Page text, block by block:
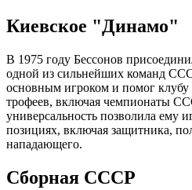
Киевское "Динамо"
В 1975 году Бессонов
одной из сильнейших команд
основным игроком и помог
трофеев, включая чемпионаты
универсальность позволила ему
позициях, включая защитника,
нападающего.
Сборная СССР